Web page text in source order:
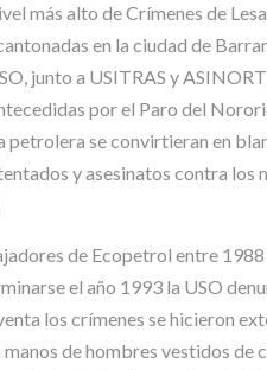
más alto de Crímenes de
en la ciudad de
junto a USITRAS y
por el Paro del
petrolera se convirtieran en
y asesinatos contra
de Ecopetrol entre
el año 1993 la USO
los crímenes se hicieron
de hombres vestidos